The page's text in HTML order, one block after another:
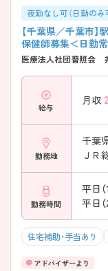
夜勤なし可（日勤のみ
【千葉県／千葉市
保健師募集＜日
医療法人社団普照会
給与
月収
勤務地
千葉
ＪＲ
勤務時間
平日
平日
住宅補助・手当あり